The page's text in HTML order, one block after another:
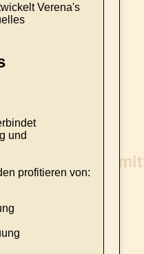
Verena's
und
profitieren von: